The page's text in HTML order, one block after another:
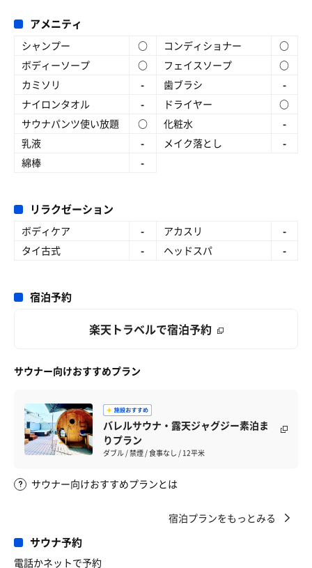
アメニティ
シャンプー ○ コンディショナー
○
ボディーソープ
○ フェイスソープ
○
カミソリ
- 歯ブラシ
-
ナイロンタオル
- ドライヤー
○
サウナパンツ使い放題
○ 化粧水
-
乳液
- メイク落とし
-
綿棒
-
リラクゼーション
ボディケア - アカスリ
-
タイ古式
- ヘッドスパ -
宿泊予約
楽天トラベルで宿泊予約
サウナー向けおすすめプラン
バレルサウナ・露天ジャグジー素泊ま
りプラン
ダブル / 禁煙 / 食事なし / 12平米
サウナー向けおすすめプランとは
宿泊プランをもっとみる
サウナ予約
電話かネットで予約